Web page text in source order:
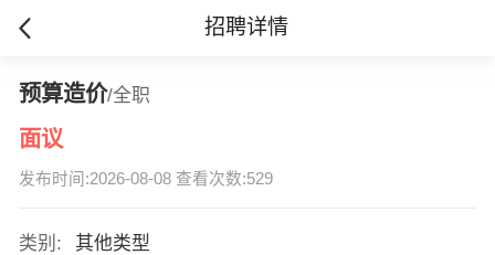
招聘详情
预算造价/全职
面议
发布时间:2026-08-08 查看次数:529
类别:
其他类型